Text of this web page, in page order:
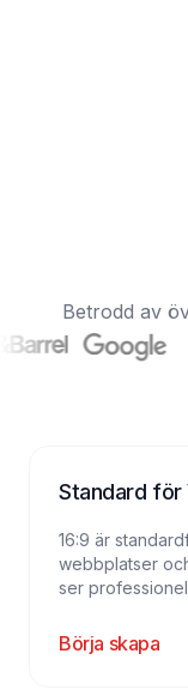
Betrodd av
Standard för
16:9 är
webbplatser
ser
Börja skapa